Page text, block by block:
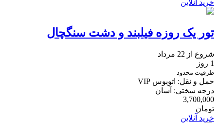
خرید آنلاین
تور یک روزه فیلبند و دشت سنگچال
شروع از 22 مرداد
1 روز
ظرفیت محدود
حمل و نقل: اتوبوس VIP
درجه سختی: آسان
3,700,000
تومان
خرید آنلاین